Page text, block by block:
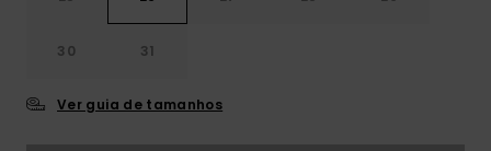
30 31
Ver guia de tamanhos